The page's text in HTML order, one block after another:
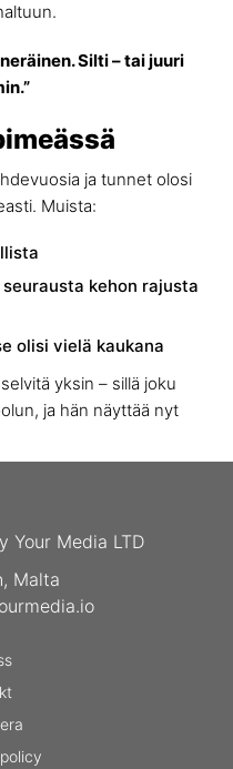
Silti – tai juuri
ja tunnet olosi
Muista:
kehon rajusta
olisi vielä kaukana
yksin – sillä joku
ja hän näyttää nyt
Your Media LTD
Malta